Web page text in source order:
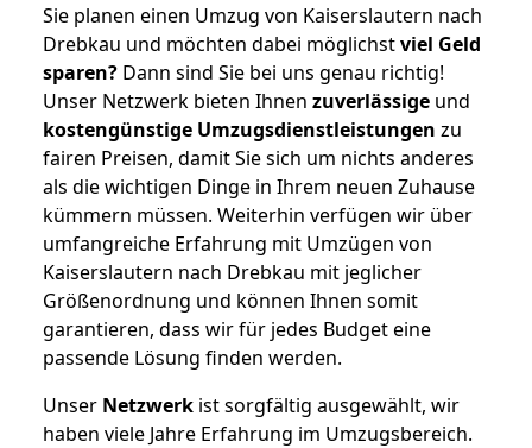
Sie planen einen Umzug von Kaiserslautern nach
Drebkau und möchten dabei möglichstviel Geld
sparen? Dann sind Sie bei uns genau richtig!
Unser Netzwerk bieten Ihnen zuverlässige und
kostengünstige Umzugsdienstleistungen zu
fairen Preisen, damit Sie sich um nichts anderes
als die wichtigen Dinge in Ihrem neuen Zuhause
kümmern müssen. Weiterhin verfügen wir über
umfangreiche Erfahrung mit Umzügen von
Kaiserslautern nach Drebkau mit jeglicher
Größenordnung und können Ihnen somit
garantieren, dass wir für jedes Budget eine
passende Lösung finden werden.
Unser Netzwerk ist sorgfältig ausgewählt, wir
haben viele Jahre Erfahrung im Umzugsbereich.